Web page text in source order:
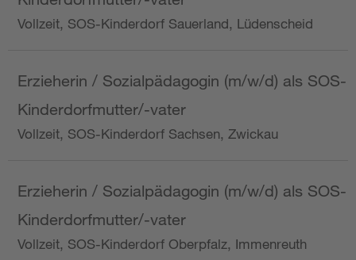
Vollzeit, SOS-Kinderdorf Sauerland, Lüdenscheid
Erzieherin / Sozialpädagogin (m/w/d) als SOS-
Kinderdorfmutter/-vater
Vollzeit, SOS-Kinderdorf Sachsen, Zwickau
Erzieherin / Sozialpädagogin (m/w/d) als SOS-
Kinderdorfmutter/-vater
Vollzeit, SOS-Kinderdorf Oberpfalz, Immenreuth